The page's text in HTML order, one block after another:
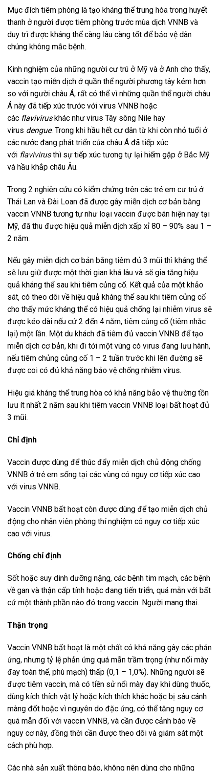
Mục đích tiêm phòng là tạo kháng thể trung hòa trong huyết
thanh ở người được tiêm phòng trước mùa dịch VNNB và
duy trì được kháng thể càng lâu càng tốt để bảo vệ dân
chúng không mắc bệnh.
Kinh nghiệm của những người cư trú ở Mỹ và ở Anh cho thấy,
vaccin tạo miễn dịch ở quần thể người phương tây kém hơn
so với người châu Á, rất có thể vì những quần thể người châu
Á này đã tiếp xúc trước với virus VNNB hoặc
các flaviviruskhác như virus Tây sông Nile hay
virus dengue. Trong khi hầu hết cư dân từ khi còn nhỏ tuổi ở
các nước đang phát triển của châu Á đã tiếp xúc
với flavivirusthì sự tiếp xúc tương tự lại hiếm gặp ở Bắc Mỹ
và hầu khắp châu Âu.
Trong 2 nghiên cứu có kiểm chứng trên các trẻ em cư trú ở
Thái Lan và Ðài Loan đã được gây miễn dịch cơ bản bằng
vaccin VNNB tương tự như loại vaccin được bán hiện nay tại
Mỹ, đã thu được hiệu quả miễn dịch xấp xỉ 80 – 90% sau 1 –
2 năm.
Nếu gây miễn dịch cơ bản bằng tiêm đủ 3 mũi thì kháng thể
sẽ lưu giữ được một thời gian khá lâu và sẽ gia tăng hiệu
quả kháng thể sau khi tiêm củng cố. Kết quả của một khảo
sát, có theo dõi về hiệu quả kháng thể sau khi tiêm củng cố
cho thấy mức kháng thể có hiệu quả chống lại nhiễm virus sẽ
được kéo dài nếu cứ 2 đến 4 năm, tiêm củng cố (tiêm nhắc
lại) một lần. Một du khách đã tiêm đủ vaccin VNNB để tạo
miễn dịch cơ bản, khi đi tới một vùng có virus đang lưu hành,
nếu tiêm chủng củng cố 1 – 2 tuần trước khi lên đường sẽ
được coi có đủ khả năng bảo vệ chống nhiễm virus.
Hiệu giá kháng thể trung hòa có khả năng bảo vệ thường tồn
lưu ít nhất 2 năm sau khi tiêm vaccin VNNB loại bất hoạt đủ
3 mũi.
Chỉ định
Vaccin được dùng để thúc đẩy miễn dịch chủ động chống
VNNB ở trẻ em sống tại các vùng có nguy cơ tiếp xúc cao
với virus VNNB.
Vaccin VNNB bất hoạt còn được dùng để tạo miễn dịch chủ
động cho nhân viên phòng thí nghiệm có nguy cơ tiếp xúc
cao với virus.
Chống chỉ định
Sốt hoặc suy dinh dưỡng nặng, các bệnh tim mạch, các bệnh
về gan và thận cấp tính hoặc đang tiến triển, quá mẫn với bất
cứ một thành phần nào đó trong vaccin. Người mang thai.
Thận trọng
Vaccin VNNB bất hoạt là một chất có khả năng gây các phản
ứng, nhưng tỷ lệ phản ứng quá mẫn trầm trọng (như nổi mày
đay toàn thể, phù mạch) thấp (0,1 – 1,0%). Những người sẽ
được tiêm vaccin, mà có tiền sử nổi mày đay khi dùng thuốc,
dùng kích thích vật lý hoặc kích thích khác hoặc bị sâu cánh
màng đốt hoặc vì nguyên do đặc ứng, có thể tăng nguy cơ
quá mẫn đối với vaccin VNNB, và cần được cảnh báo về
nguy cơ này, đồng thời cần được theo dõi và giám sát một
cách phù hợp.
Các nhà sản xuất thông báo, không nên dùng cho những